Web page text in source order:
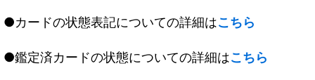
●カードの状態表記についての詳細はこちら
●鑑定済カードの状態についての詳細はこちら